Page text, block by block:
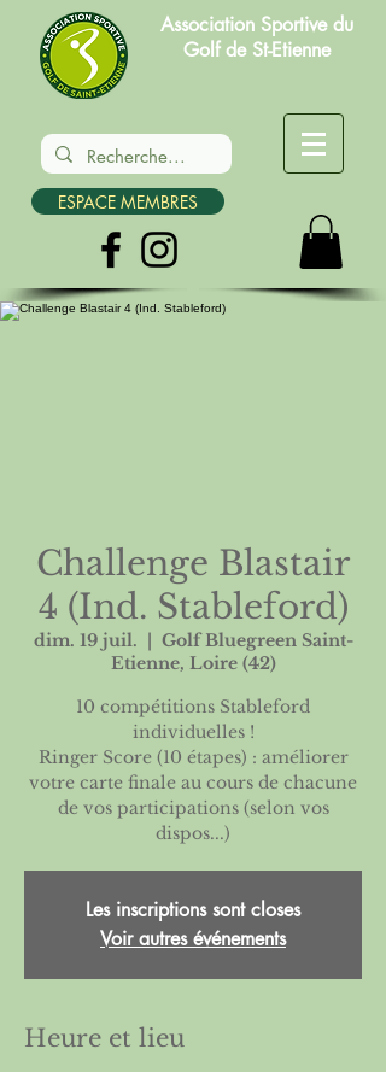
Association Sportive du
Golf de St-Etienne
ESPACE MEMBRES
Challenge Blastair
4 (Ind. Stableford)
dim. 19 juil.
Golf Bluegreen Saint-
Etienne, Loire (42)
10 compétitions Stableford
individuelles !
Ringer Score (10 étapes) : améliorer
votre carte finale au cours de chacune
de vos participations (selon vos
dispos...)
Les inscriptions sont closes
Voir autres événements
Heure et lieu